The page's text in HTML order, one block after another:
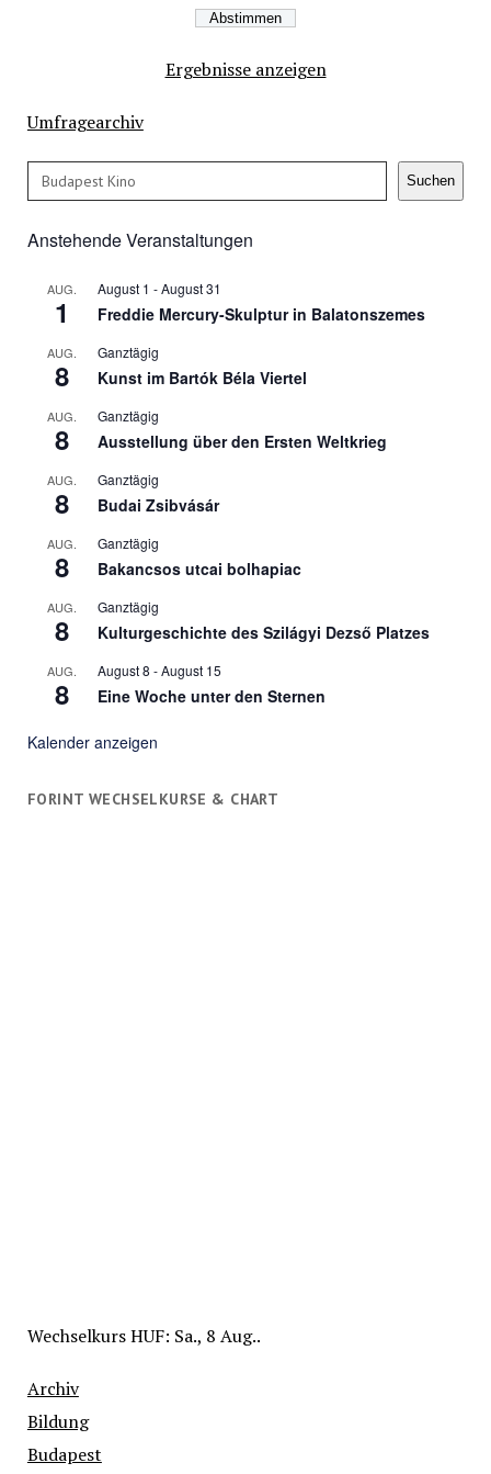
Ergebnisse anzeigen
Umfragearchiv
Suchen Suchen
Anstehende Veranstaltungen
AUG.
1
August 1 -August 31
Freddie Mercury-Skulptur in Balatonszemes
AUG.
8
Ganztägig
Kunst im Bartók Béla Viertel
AUG.
8
Ganztägig
Ausstellung über den Ersten Weltkrieg
AUG.
8
Ganztägig
Budai Zsibvásár
AUG.
8
Ganztägig
Bakancsos utcai bolhapiac
AUG.
8
Ganztägig
Kulturgeschichte des Szilágyi Dezső Platzes
AUG.
8
August 8 -August 15
Eine Woche unter den Sternen
Kalender anzeigen
FORINT WECHSELKURSE & CHART
WechselkursHUF: Sa., 8 Aug..
Archiv
Bildung
Budapest